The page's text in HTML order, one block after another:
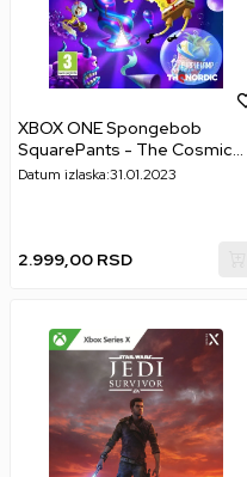
XBOX ONE Spongebob
SquarePants - The Cosmic
Shake
Datum izlaska:31.01.2023
2.999,00 RSD